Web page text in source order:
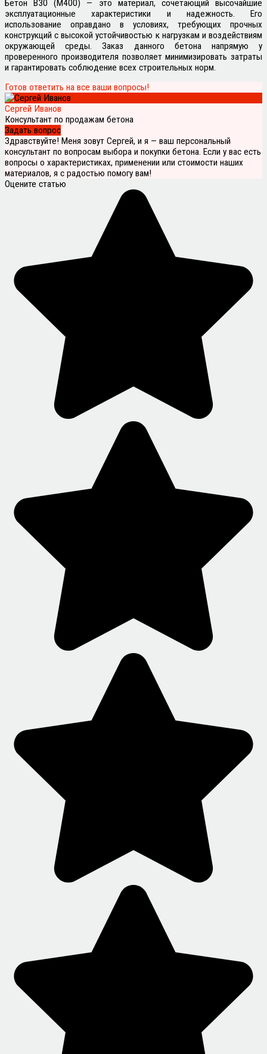
Бетон В30 (М400) — это материал, сочетающий высочайшие
эксплуатационные характеристики и надежность. Его
использование оправдано в условиях, требующих прочных
конструкций с высокой устойчивостью к нагрузкам и воздействиям
окружающей среды. Заказ данного бетона напрямую у
проверенного производителя позволяет минимизировать затраты
и гарантировать соблюдение всех строительных норм.
Готов ответить на все ваши вопросы!
Сергей Иванов
Консультант по продажам бетона
Задать вопрос
Здравствуйте! Меня зовут Сергей, и я — ваш персональный
консультант по вопросам выбора и покупки бетона. Если у вас есть
вопросы о характеристиках, применении или стоимости наших
материалов, я с радостью помогу вам!
Оцените статью